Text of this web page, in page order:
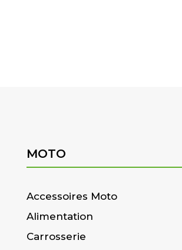
MOTO
Accessoires Moto
Alimentation
Carrosserie